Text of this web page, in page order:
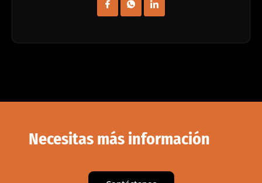
Necesitas más información